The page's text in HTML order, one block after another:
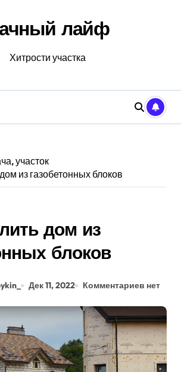
лайф
Хитрости участка
участок
из газобетонных блоков
дом из
блоков
Дек 11, 2022 Комментариев нет